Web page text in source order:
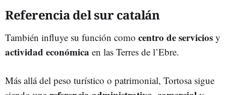
Referencia del sur catalán
También influye su función como centro deservicios y
actividad económica en las Terres de l’Ebre.
Más allá del peso turístico o patrimonial, Tortosa sigue